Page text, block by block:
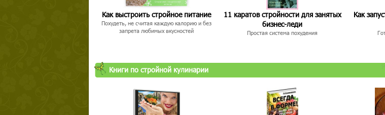
Как выстроить стройное питание
Похудеть, не считая каждую калорию и без
запрета любимых вкусностей
11 каратов стройности для занятых
бизнес-леди
Простая система похудения
Как
Книги по стройной кулинарии